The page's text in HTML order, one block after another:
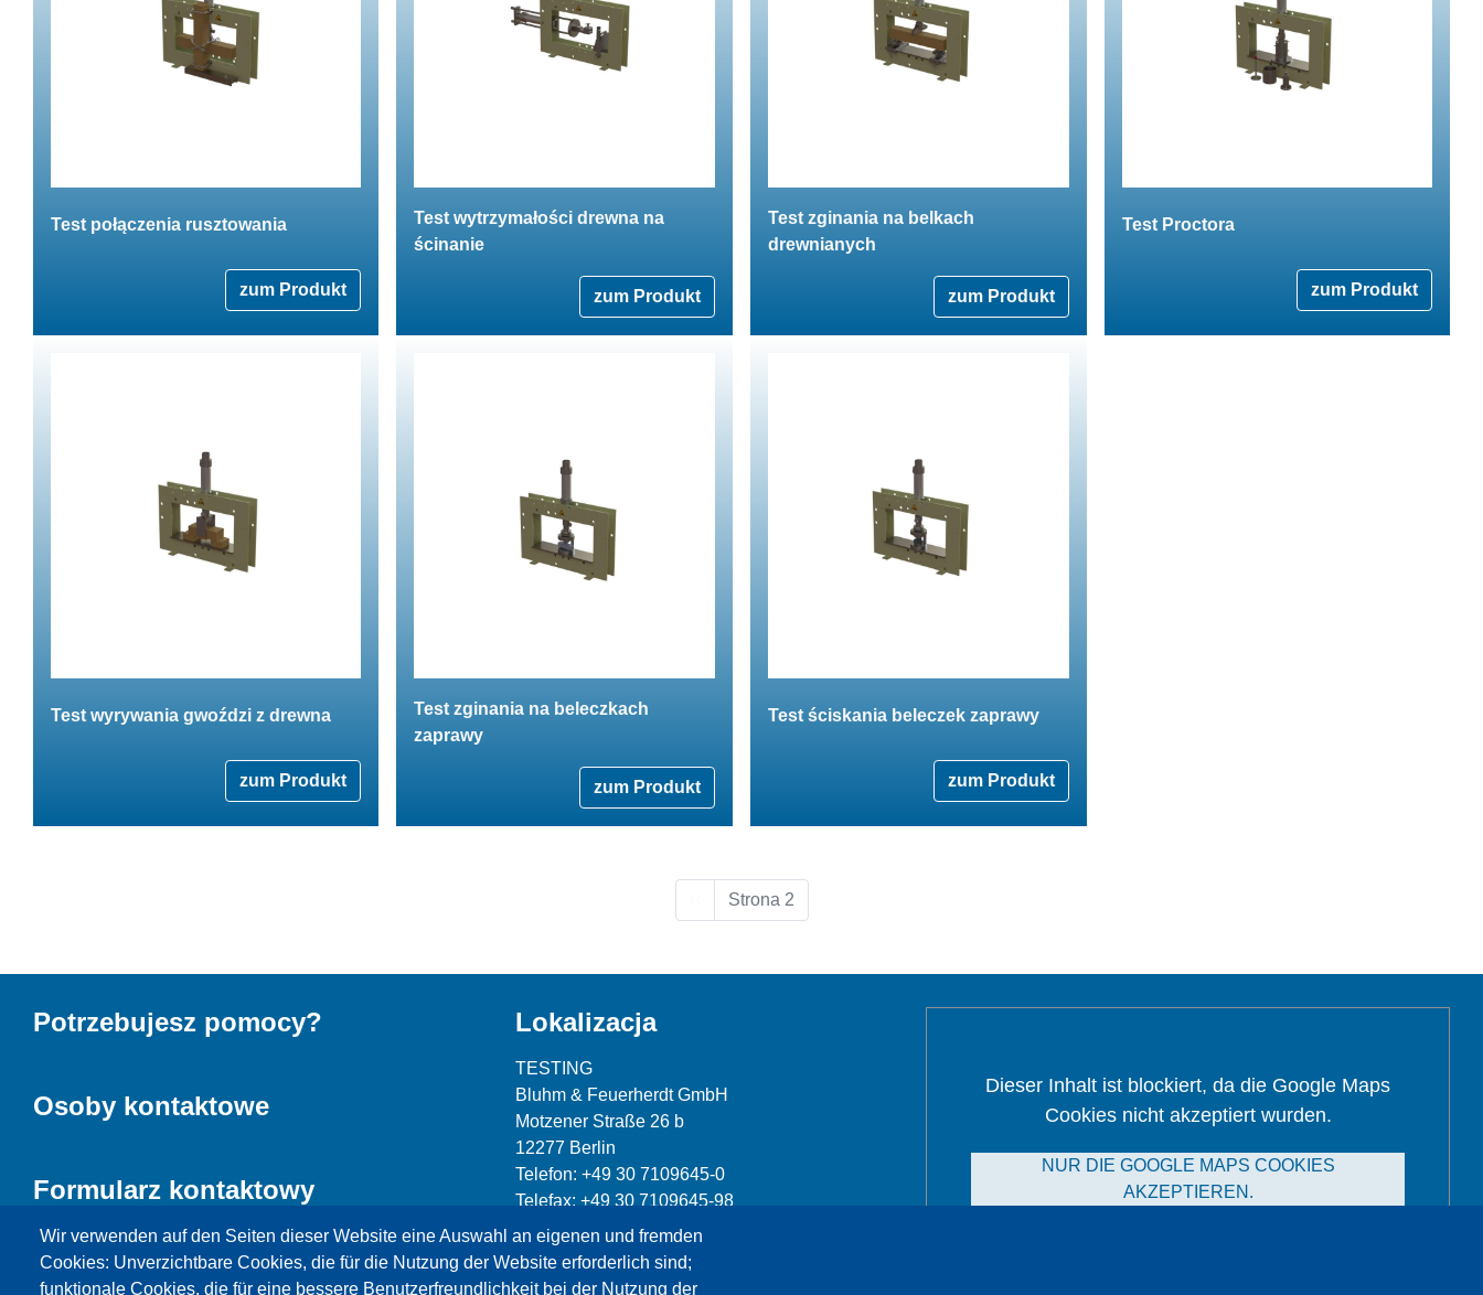
Test połączenia rusztowania
zum Produkt
Test wytrzymałości drewna na
ścinanie
zum Produkt
Test zginania na belkach
drewnianych
zum Produkt
Test Proctora
zum Produkt
Test wyrywania gwoździ z drewna
zum Produkt
Test zginania na beleczkach
zaprawy
zum Produkt
Test ściskania beleczek zaprawy
zum Produkt
Poprzednia strona
Strona 2
Wir verwenden auf den Seiten dieser Website eine Auswahl an eigenen und fremden
Cookies: Unverzichtbare Cookies, die für die Nutzung der Website erforderlich sind;
funktionale Cookies, die für eine bessere Benutzerfreundlichkeit bei der Nutzung der
Potrzebujesz pomocy?
Osoby kontaktowe
Formularz kontaktowy
Lokalizacja
TESTING
Bluhm & Feuerherdt GmbH
Motzener Straße 26 b
12277 Berlin
Telefon: +49 30 7109645-0
Telefax: +49 30 7109645-98
info@testing.de
Dieser Inhalt ist blockiert, da die Google Maps
Cookies nicht akzeptiert wurden.
NUR DIE GOOGLE MAPS COOKIES
AKZEPTIEREN.